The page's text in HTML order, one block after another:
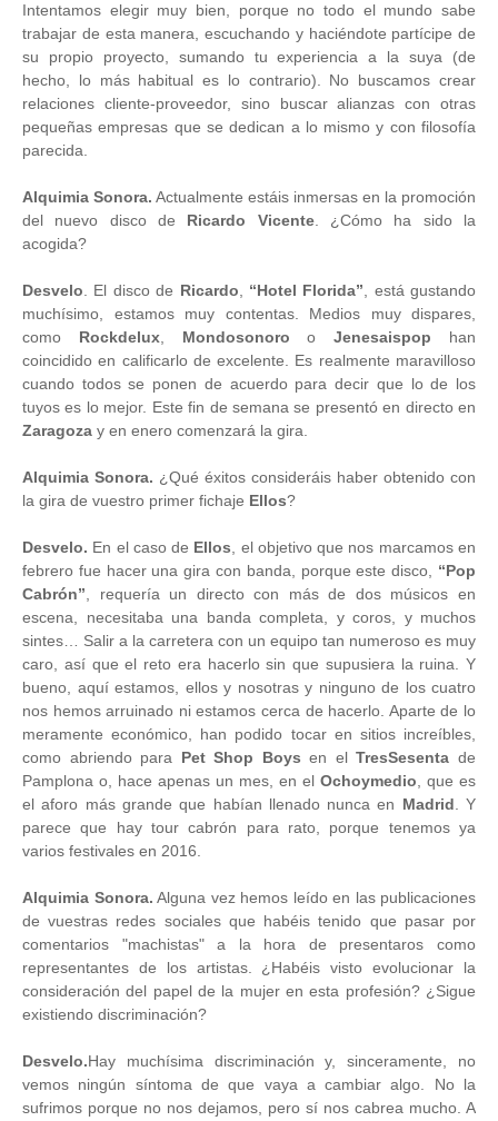
Intentamos elegir muy bien, porque no todo el mundo sabe
trabajar de esta manera, escuchando y haciéndote partícipe de
su propio proyecto, sumando tu experiencia a la suya (de
hecho, lo más habitual es lo contrario). No buscamos crear
relaciones cliente-proveedor, sino buscar alianzas con otras
pequeñas empresas que se dedican a lo mismo y con filosofía
parecida.
Alquimia Sonora. Actualmente estáis inmersas en la promoción
del nuevo disco de Ricardo Vicente. ¿Cómo ha sido la
acogida?
Desvelo. El disco de Ricardo, “Hotel Florida”, está gustando
muchísimo, estamos muy contentas. Medios muy dispares,
como Rockdelux, MondosonorooJenesaispop han
coincidido en calificarlo de excelente. Es realmente maravilloso
cuando todos se ponen de acuerdo para decir que lo de los
tuyos es lo mejor. Este fin de semana se presentó en directo en
Zaragoza y en enero comenzará la gira.
Alquimia Sonora. ¿Qué éxitos consideráis haber obtenido con
la gira de vuestro primer fichaje Ellos?
Desvelo. En el caso de Ellos, el objetivo que nos marcamos en
febrero fue hacer una gira con banda, porque este disco, “Pop
Cabrón”, requería un directo con más de dos músicos en
escena, necesitaba una banda completa, y coros, y muchos
sintes… Salir a la carretera con un equipo tan numeroso es muy
caro, así que el reto era hacerlo sin que supusiera la ruina. Y
bueno, aquí estamos, ellos y nosotras y ninguno de los cuatro
nos hemos arruinado ni estamos cerca de hacerlo. Aparte de lo
meramente económico, han podido tocar en sitios increíbles,
como abriendo para Pet Shop Boysen elTresSesentade
Pamplona o, hace apenas un mes, en el Ochoymedio, que es
el aforo más grande que habían llenado nunca en Madrid. Y
parece que hay tour cabrón para rato, porque tenemos ya
varios festivales en 2016.
Alquimia Sonora. Alguna vez hemos leído en las publicaciones
de vuestras redes sociales que habéis tenido que pasar por
comentarios "machistas" a la hora de presentaros como
representantes de los artistas. ¿Habéis visto evolucionar la
consideración del papel de la mujer en esta profesión? ¿Sigue
existiendo discriminación?
Desvelo.Hay muchísima discriminación y, sinceramente, no
vemos ningún síntoma de que vaya a cambiar algo. No la
sufrimos porque no nos dejamos, pero sí nos cabrea mucho. A